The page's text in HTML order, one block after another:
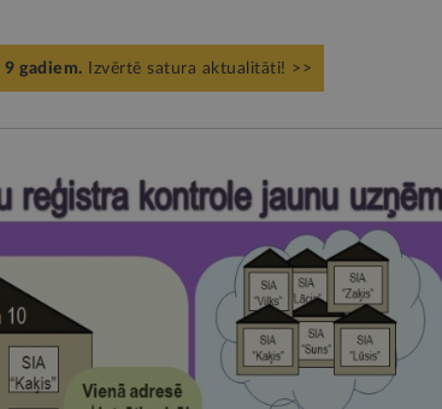
gadiem. Izvērtē satura aktualitāti! >>